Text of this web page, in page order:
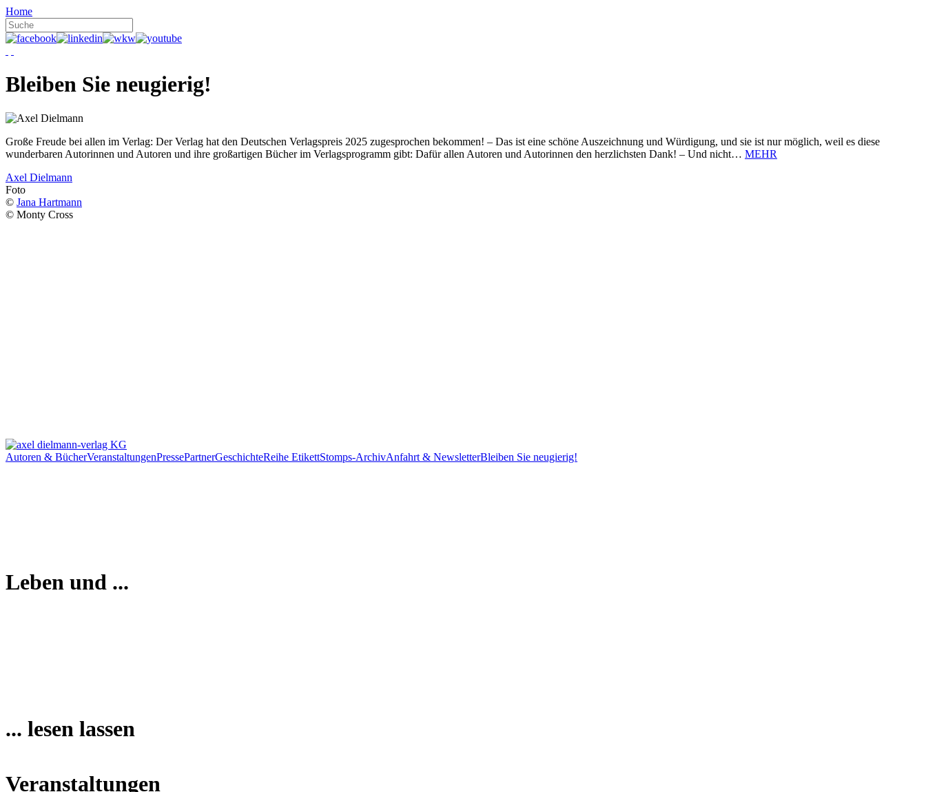
Home
Bleiben Sie neugierig!
Große Freude bei allen im Verlag: Der Verlag hat den Deutschen Verlagspreis 2025 zugesprochen bekommen! – Das ist eine schöne Auszeichnung und Würdigung, und sie ist nur möglich, weil es diese
wunderbaren Autorinnen und Autoren und ihre großartigen Bücher im Verlagsprogramm gibt: Dafür allen Autoren und Autorinnen den herzlichsten Dank! – Und nicht… MEHR
Axel Dielmann
Foto
© Jana Hartmann
© Monty Cross
Autoren & BücherVeranstaltungenPressePartnerGeschichteReihe EtikettStomps-ArchivAnfahrt & NewsletterBleiben Sie neugierig!
Leben und ...
... lesen lassen
Veranstaltungen